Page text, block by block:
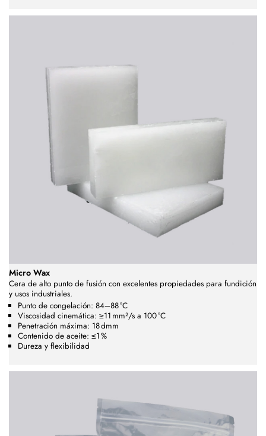
Micro Wax
Cera de alto punto de fusión con excelentes propiedades para fundición
y usos industriales.
Punto de congelación: 84–88 °C
Viscosidad cinemática: ≥11 mm²/s a 100 °C
Penetración máxima: 18 dmm
Contenido de aceite: ≤1 %
Dureza y flexibilidad